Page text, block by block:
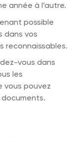
année à l’autre.
possible
dans vos
reconnaissables.
vous dans
les
vous pouvez